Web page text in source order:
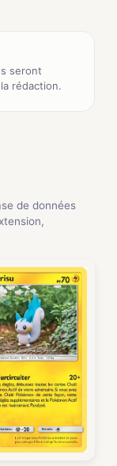
seront
rédaction.
de données